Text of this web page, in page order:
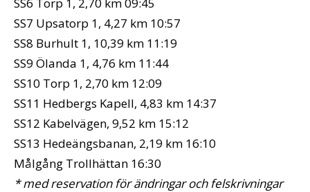
SS7 Upsatorp 1, 4,27 km 10:57
SS8 Burhult 1, 10,39 km 11:19
SS9 Ölanda 1, 4,76 km 11:44
SS10 Torp 1, 2,70 km 12:09
SS11 Hedbergs Kapell, 4,83 km 14:37
SS12 Kabelvägen, 9,52 km 15:12
SS13 Hedeängsbanan, 2,19 km 16:10
Målgång Trollhättan 16:30
* med reservation för ändringar och felskrivningar